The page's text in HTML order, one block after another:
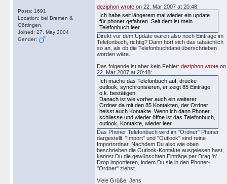
Posts: 1691
Location: bei Bremen &
Göttingen
Joined: 27. May 2004
Gender:
deziphon wrote on 22. Mar 2007 at 20:48:
Ich habe seit längerem mal wieder ein update
für phoner gefahren. Seit dem ist mein
Telefonbuch leer.
Direkt vor dem Update waren also noch Einträge im
Telefonbuch, richtig? Dann hört sich das tatsächlich
so an, als ob die Telefonbuchdatei überschrieben
worden wäre.
Das folgende ist aber kein Fehler: deziphon wrote on
22. Mar 2007 at 20:48:
Ich mache das Telefonbuch auf, drücke
outlook, synchronisieren, er zeigt 85 Einträge.
o.k. bestätigen.
Danach ist wie vorher auch ein weiterer
Ordner da mit den 85 Kontakten, der Ordner
heisst auch Kontakte. Wenn ich dann Phoner
schliesse und wieder öffne ist das Telefonbuch,
outlook, Kontakte, wieder leer.
Das Phoner Telefonbuch wird im "Ordner" Phoner
dargestellt. "Import" und "Outlook" sind reine
Importordner. Nachdem Du also wie oben
beschrieben die Outlook-Kontakte ausgelesen hast,
kannst Du die gewünschten Einträge per Drag 'n'
Drop importieren, indem Du sie in den Phoner-
"Ordner" ziehst.
Viele Grüße, Jens